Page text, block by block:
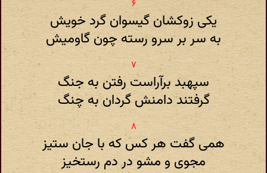
یکی زوکشان گیسوان گرد خویش
به سر بر سرو رسته چون گاومیش
سپهبد برآراست رفتن به جنگ
گرفتند دامنش گردان به چنگ
همی گفت هر کس که با جان ستیز
مجوی و مشو در دم رستخیز